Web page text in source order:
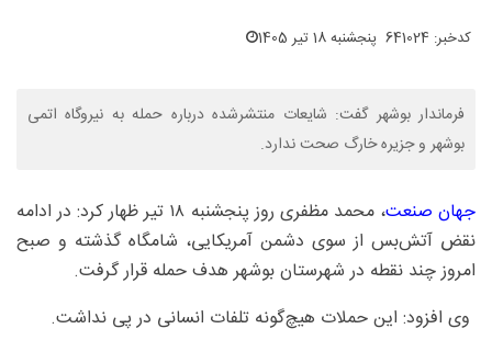
کدخبر: 641024 پنجشنبه 18 تیر 1405
فرماندار بوشهر گفت: شایعات منتشرشده درباره حمله به نیروگاه اتمی
بوشهر و جزیره خارگ صحت ندارد.
جهان صنعت
، محمد مظفری روز پنجشنبه ۱۸ تیر ظهار کرد: در ادامه
نقض آتش‌بس از سوی دشمن آمریکایی، شامگاه گذشته و صبح
امروز چند نقطه در شهرستان بوشهر هدف حمله قرار گرفت.
وی افزود: این حملات هیچ‌گونه تلفات انسانی در پی نداشت.